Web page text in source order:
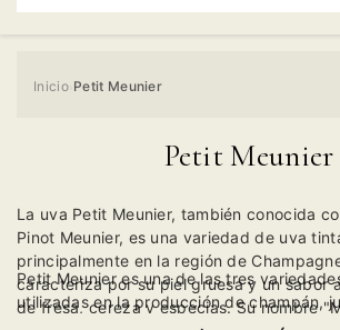
Inicio› Petit Meunier
Petit Meunier
La uva Petit Meunier, también conocida
Pinot Meunier, es una variedad de uva
principalmente en la región de
caracteriza por su piel gruesa y un sabor
de fresa, cereza y especias. Su nombre
Petit Meunier es una de las tres
utilizadas en la producción de champán,
Chardonnay y el Pinot Noir. Se aprecia